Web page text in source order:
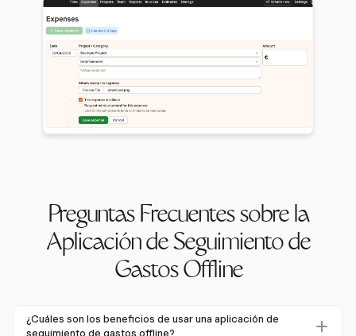
Preguntas Frecuentes sobre la
Aplicación de Seguimiento de
Gastos Offline
¿Cuáles son los beneficios de usar una aplicación de
seguimiento de gastos offline?